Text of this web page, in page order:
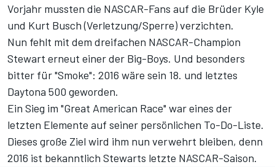
Vorjahr mussten die NASCAR-Fans auf die Brüder Kyle
und Kurt Busch (Verletzung/Sperre) verzichten.
Nun fehlt mit dem dreifachen NASCAR-Champion
Stewart erneut einer der Big-Boys. Und besonders
bitter für "Smoke": 2016 wäre sein 18. und letztes
Daytona 500 geworden.
Ein Sieg im "Great American Race" war eines der
letzten Elemente auf seiner persönlichen To-Do-Liste.
Dieses große Ziel wird ihm nun verwehrt bleiben, denn
2016 ist bekanntlich Stewarts letzte NASCAR-Saison.